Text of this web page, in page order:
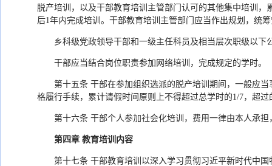
脱产培训，以及干部教育培训主管部门认可的其他集中培训
后1年内完成培训。干部教育培训主管部门应当作出规划，统
乡科级党政领导干部和一级主任科员及相当层次职级以
干部应当结合岗位职责参加网络培训，完成规定的学时。
第十五条 干部在参加组织选派的脱产培训期间，一般应
格履行手续，累计请假时间原则上不得超过总学时的1/7，超过
第十六条 干部个人参加社会化培训，费用一律由本人承
第四章 教育培训内容
第十七条 干部教育培训以深入学习贯彻习近平新时代中